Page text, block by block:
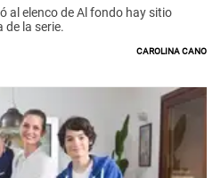
al elenco de Al fondo hay sitio
la serie.
Carolina Cano